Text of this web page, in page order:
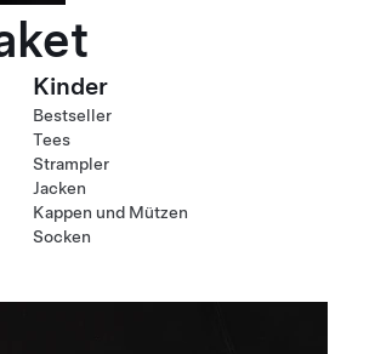
Kinder
Bestseller
Tees
Strampler
Jacken
Kappen und Mützen
Socken